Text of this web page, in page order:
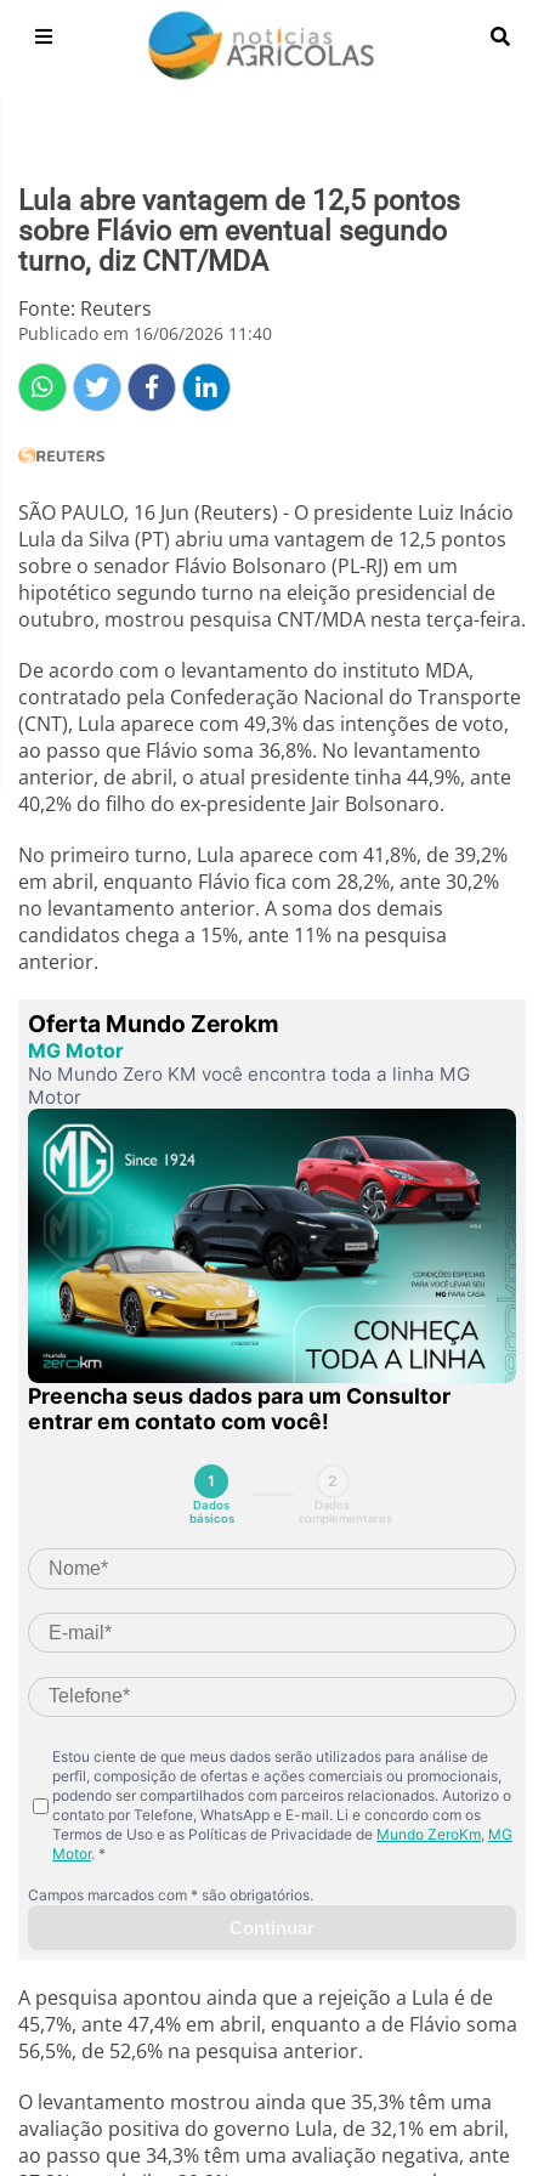
Lula abre vantagem de 12,5 pontos
sobre Flávio em eventual segundo
turno, diz CNT/MDA
Fonte: Reuters
Publicado em 16/06/2026 11:40
SÃO PAULO, 16 Jun (Reuters) - O presidente Luiz Inácio
Lula da Silva (PT) abriu uma vantagem de 12,5 pontos
sobre o senador Flávio Bolsonaro (PL-RJ) em um
hipotético segundo turno na eleição presidencial de
outubro, mostrou pesquisa CNT/MDA nesta terça-feira.
De acordo com o levantamento do instituto MDA,
contratado pela Confederação Nacional do Transporte
(CNT), Lula aparece com 49,3% das intenções de voto,
ao passo que Flávio soma 36,8%. No levantamento
anterior, de abril, o atual presidente tinha 44,9%, ante
40,2% do filho do ex-presidente Jair Bolsonaro.
No primeiro turno, Lula aparece com 41,8%, de 39,2%
em abril, enquanto Flávio fica com 28,2%, ante 30,2%
no levantamento anterior. A soma dos demais
candidatos chega a 15%, ante 11% na pesquisa
anterior.
A pesquisa apontou ainda que a rejeição a Lula é de
45,7%, ante 47,4% em abril, enquanto a de Flávio soma
56,5%, de 52,6% na pesquisa anterior.
O levantamento mostrou ainda que 35,3% têm uma
avaliação positiva do governo Lula, de 32,1% em abril,
ao passo que 34,3% têm uma avaliação negativa, ante